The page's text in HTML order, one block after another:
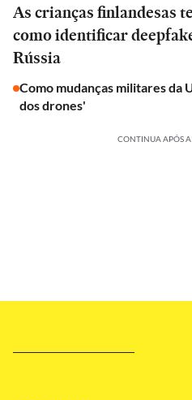
As crianças finlandesas
como identificar
Rússia
Como mudanças militares da
dos drones'
CONTINUA APÓS